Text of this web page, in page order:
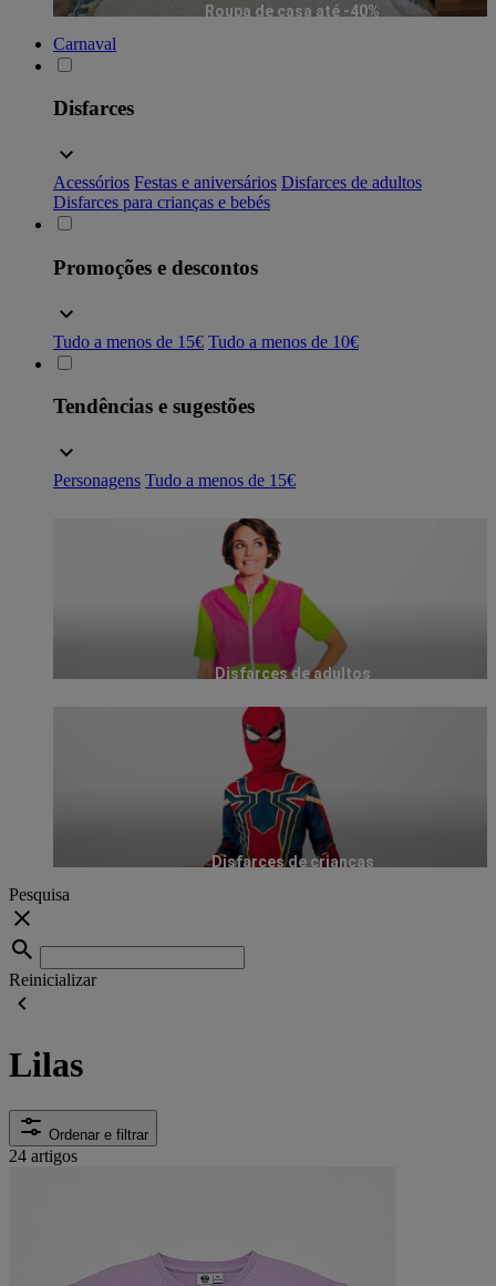
Roupa de casa até -40%
Carnaval
Disfarces
Acessórios Festas e aniversários Disfarces de adultos
Disfarces para crianças e bebés
Promoções e descontos
Tudo a menos de 15€ Tudo a menos de 10€
Tendências e sugestões
Personagens Tudo a menos de 15€
Disfarces de adultos
Disfarces de crianças
Pesquisa
Reinicializar
Lilas
Ordenar e filtrar
24 artigos